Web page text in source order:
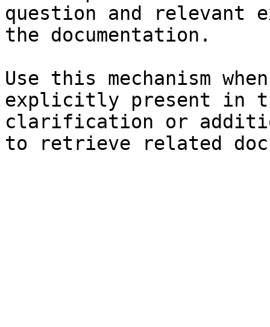
question and relevant
the documentation.
Use this mechanism
explicitly present in
clarification or